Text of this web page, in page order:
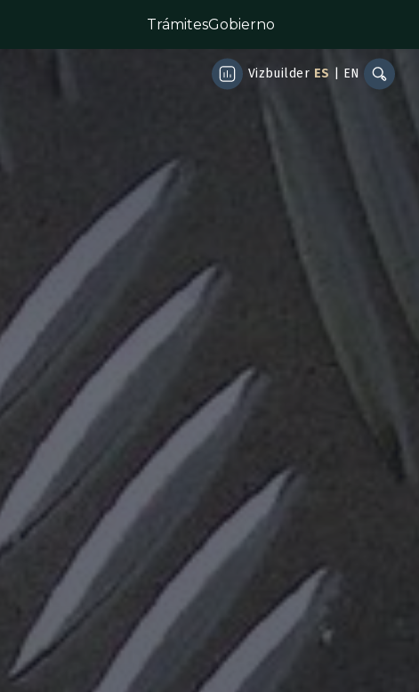
TrámitesGobierno
Vizbuilder ES EN